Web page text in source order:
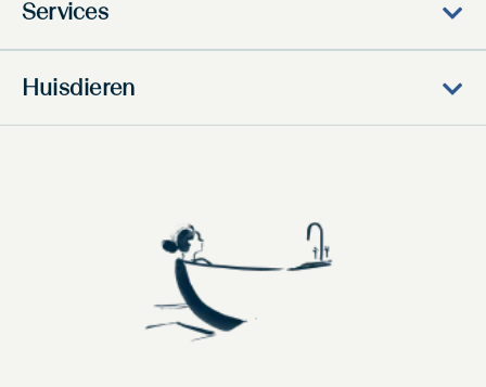
Services
Huisdieren